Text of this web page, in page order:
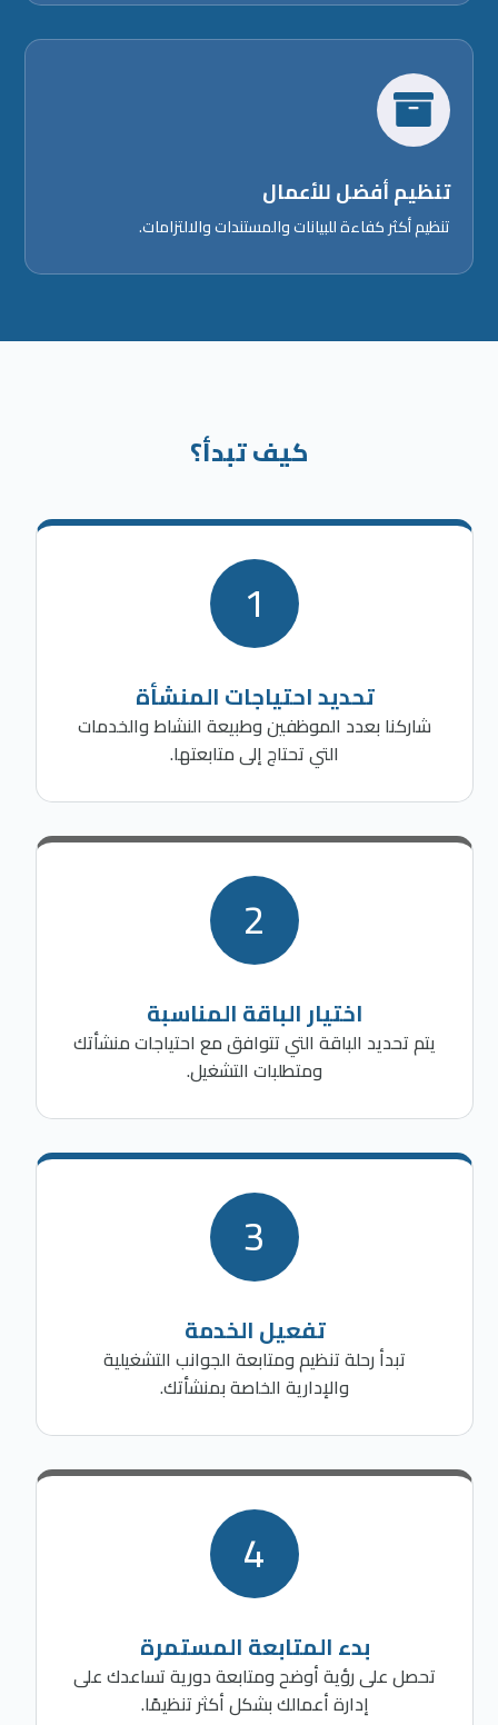

تنظيم أفضل للأعمال
تنظيم أكثر كفاءة للبيانات والمستندات والالتزامات.
كيف تبدأ؟
1
تحديد احتياجات المنشأة
شاركنا بعدد الموظفين وطبيعة النشاط والخدمات
التي تحتاج إلى متابعتها.
2
اختيار الباقة المناسبة
يتم تحديد الباقة التي تتوافق مع احتياجات منشأتك
ومتطلبات التشغيل.
3
تفعيل الخدمة
تبدأ رحلة تنظيم ومتابعة الجوانب التشغيلية
والإدارية الخاصة بمنشأتك.
4
بدء المتابعة المستمرة
تحصل على رؤية أوضح ومتابعة دورية تساعدك على
إدارة أعمالك بشكل أكثر تنظيمًا.